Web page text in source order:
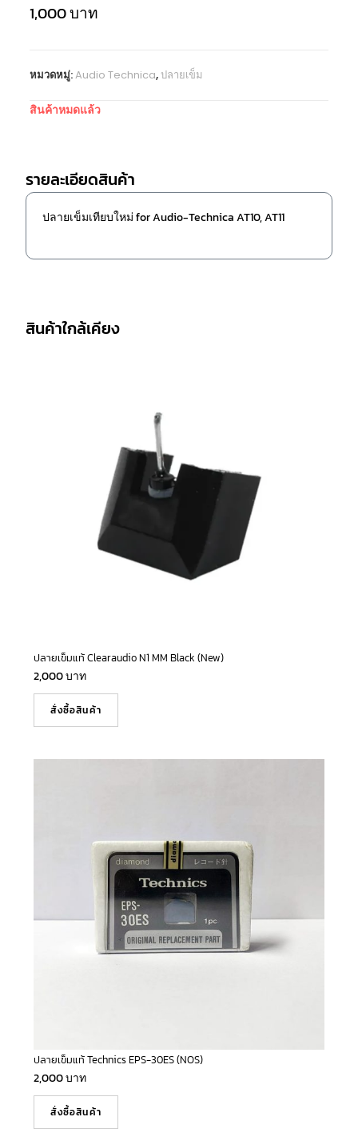
1,000บาท
หมวดหมู่:Audio Technica,ปลายเข็ม
สินค้าหมดแล้ว
รายละเอียดสินค้า
ปลายเข็มเทียบใหม่ for Audio-Technica AT10, AT11
สินค้าใกล้เคียง
ปลายเข็มแท้ Clearaudio N1 MM Black (New)
2,000บาท
สั่งซื้อสินค้า
ปลายเข็มแท้ Technics EPS-30ES (NOS)
2,000บาท
สั่งซื้อสินค้า